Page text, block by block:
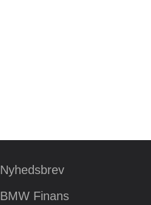
Nyhedsbrev
BMW Finans